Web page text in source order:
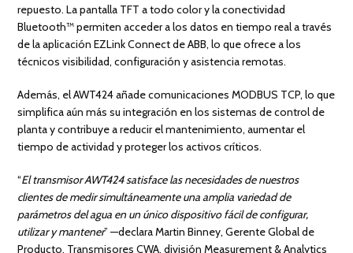
repuesto. La pantalla TFT a todo color y la conectividad
Bluetooth™ permiten acceder a los datos en tiempo real a través
de la aplicación EZLink Connect de ABB, lo que ofrece a los
técnicos visibilidad, configuración y asistencia remotas.
Además, el AWT424 añade comunicaciones MODBUS TCP, lo que
simplifica aún más su integración en los sistemas de control de
planta y contribuye a reducir el mantenimiento, aumentar el
tiempo de actividad y proteger los activos críticos.
“El transmisor AWT424 satisface las necesidades de nuestros
clientes de medir simultáneamente una amplia variedad de
parámetros del agua en un único dispositivo fácil de configurar,
utilizar y mantener” —declara Martin Binney, Gerente Global de
Producto, Transmisores CWA, división Measurement & Analytics